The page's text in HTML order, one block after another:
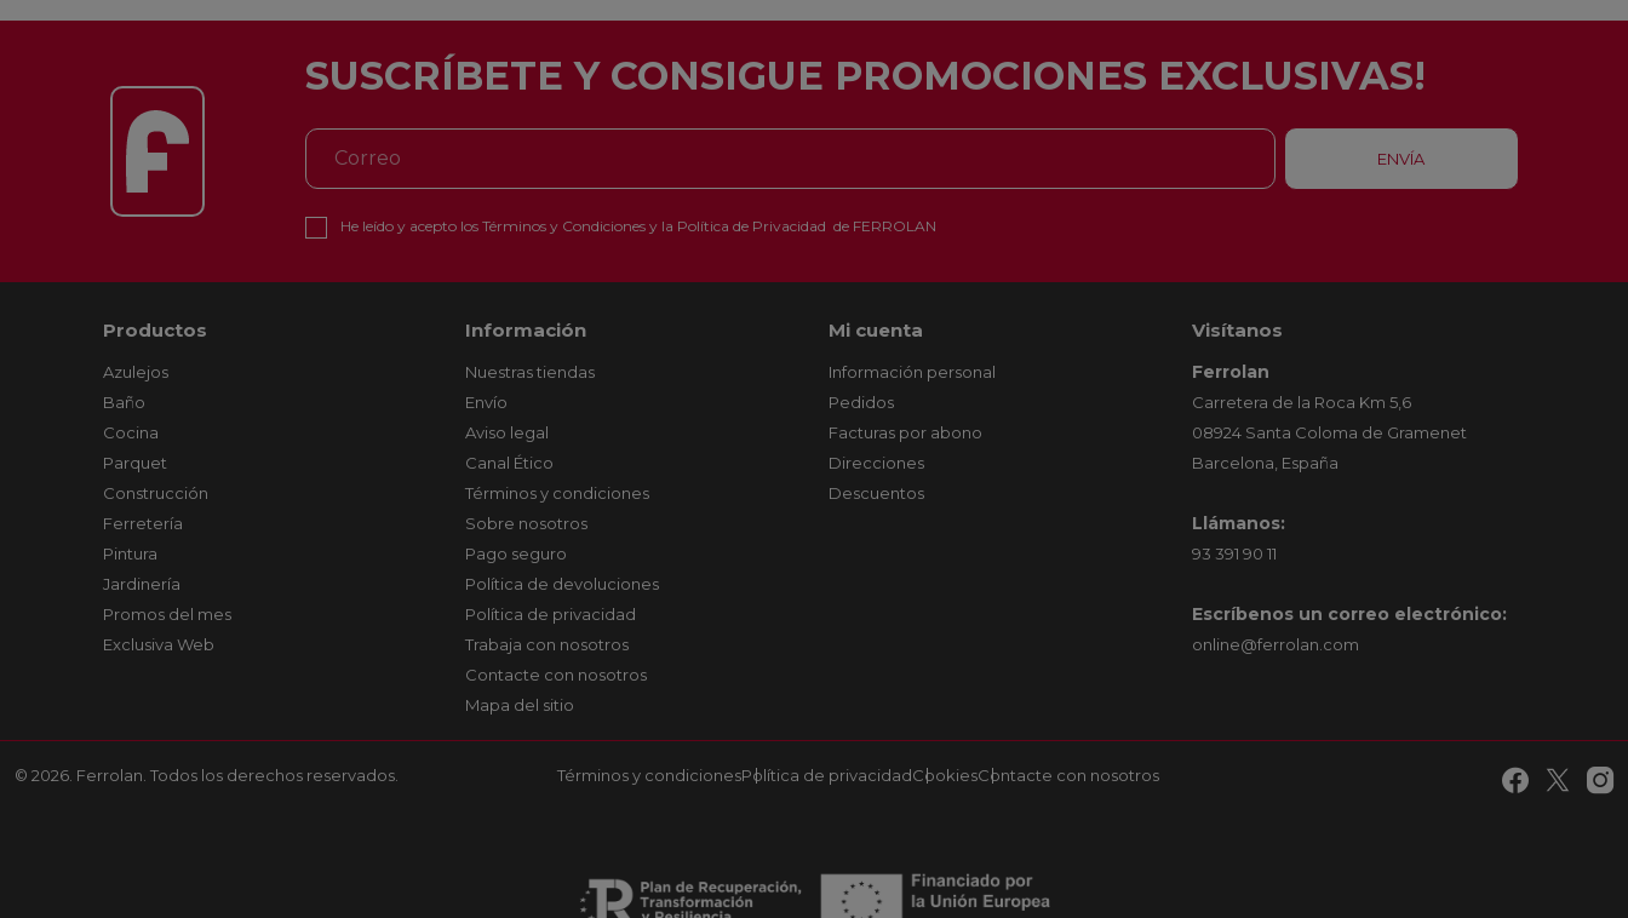
SUSCRÍBETE Y CONSIGUE PROMOCIONES EXCLUSIVAS!
He leído y acepto los Términos y Condicionesy la Política de Privacidad de FERROLAN
Productos
Azulejos
Baño
Cocina
Parquet
Construcción
Ferretería
Pintura
Jardinería
Promos del mes
Exclusiva Web
Información
Nuestras tiendas
Envío
Aviso legal
Canal Ético
Términos y condiciones
Sobre nosotros
Pago seguro
Política de devoluciones
Política de privacidad
Trabaja con nosotros
Contacte con nosotros
Mapa del sitio
Mi cuenta
Información personal
Pedidos
Facturas por abono
Direcciones
Descuentos
Visítanos
Ferrolan
Carretera de la Roca Km 5,6
08924 Santa Coloma de Gramenet
Barcelona, España
Llámanos:
93 391 90 11
Escríbenos un correo electrónico:
online@ferrolan.com
© 2026. Ferrolan. Todos los derechos reservados. Términos y condicionesPolítica de privacidadCookiesContacte con nosotros